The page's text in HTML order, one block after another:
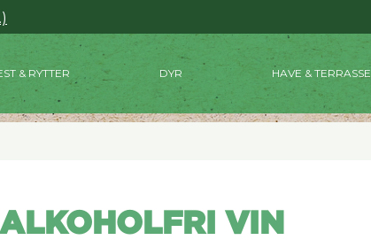
& RYTTER DYR HAVE & TERRASSE
ALKOHOLFRI VIN